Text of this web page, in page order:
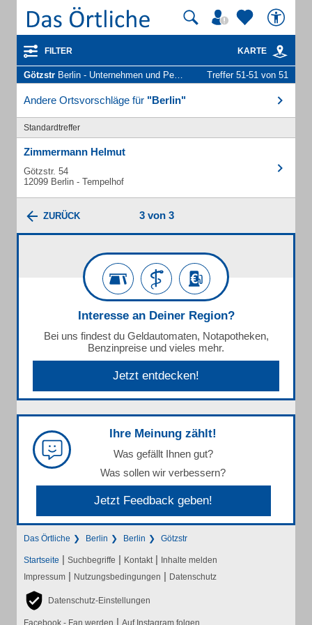
FILTER KARTE
Götzstr Berlin - Unternehmen und Personen Treffer 51-51 von 51
Andere Ortsvorschläge für "Berlin"
Standardtreffer
Zimmermann Helmut
Götzstr. 54
12099 Berlin - Tempelhof
ZURÜCK 3 von 3
Interesse an Deiner Region?
Bei uns findest du Geldautomaten, Notapotheken,
Benzinpreise und vieles mehr.
Jetzt entdecken!
Ihre Meinung zählt!
Was gefällt Ihnen gut?
Was sollen wir verbessern?
Jetzt Feedback geben!
Das Örtliche Berlin Berlin Götzstr
Startseite | Suchbegriffe | Kontakt | Inhalte melden
Impressum | Nutzungsbedingungen | Datenschutz
Datenschutz-Einstellungen
Facebook - Fan werden | Auf Instagram folgen